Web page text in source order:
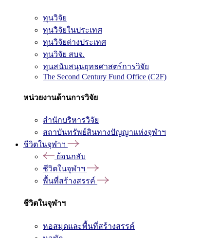
ทุนวิจัย
ทุนวิจัยในประเทศ
ทุนวิจัยต่างประเทศ
ทุนวิจัย สบจ.
ทุนสนับสนุนยุทธศาสตร์การวิจัย
The Second Century Fund Office (C2F)
หน่วยงานด้านการวิจัย
สำนักบริหารวิจัย
สถาบันทรัพย์สินทางปัญญาแห่งจุฬาฯ
ชีวิตในจุฬาฯ
ย้อนกลับ
ชีวิตในจุฬาฯ
พื้นที่สร้างสรรค์
ชีวิตในจุฬาฯ
หอสมุดและพื้นที่สร้างสรรค์